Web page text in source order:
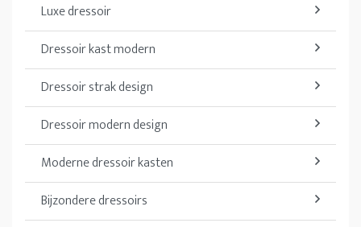
Luxe dressoir
Dressoir kast modern
Dressoir strak design
Dressoir modern design
Moderne dressoir kasten
Bijzondere dressoirs